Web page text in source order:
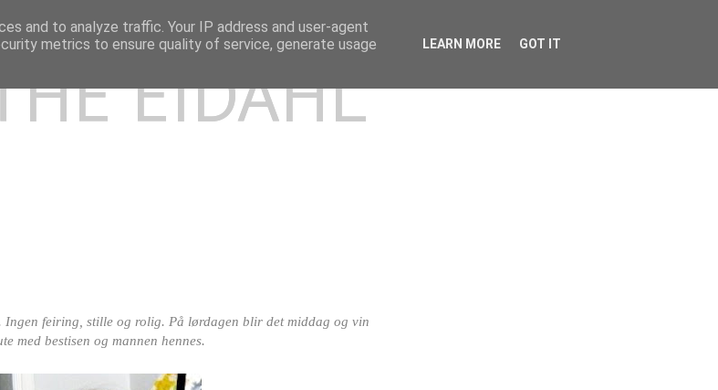
EIDAHL
feiring, stille og rolig. På lørdagen blir det middag og vin
med bestisen og mannen hennes.
and to analyze traffic. Your IP address and user-agent
metrics to ensure quality of service, generate usage
LEARN MORE GOT IT